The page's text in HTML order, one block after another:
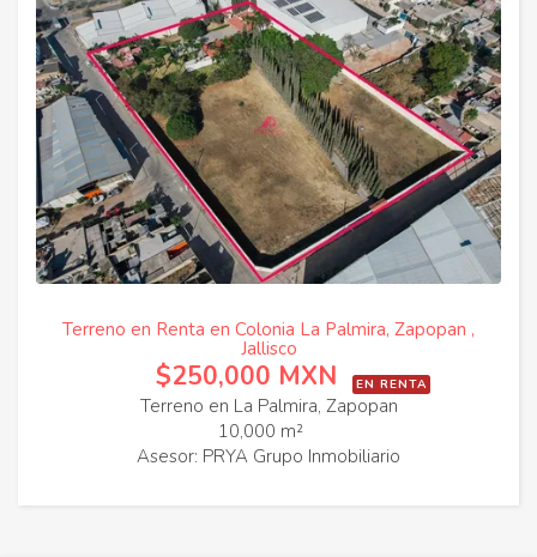
Terreno en Renta en Colonia La Palmira, Zapopan ,
Jallisco
$250,000 MXN EN RENTA
Terreno en La Palmira, Zapopan
10,000 m²
Asesor: PRYA Grupo Inmobiliario